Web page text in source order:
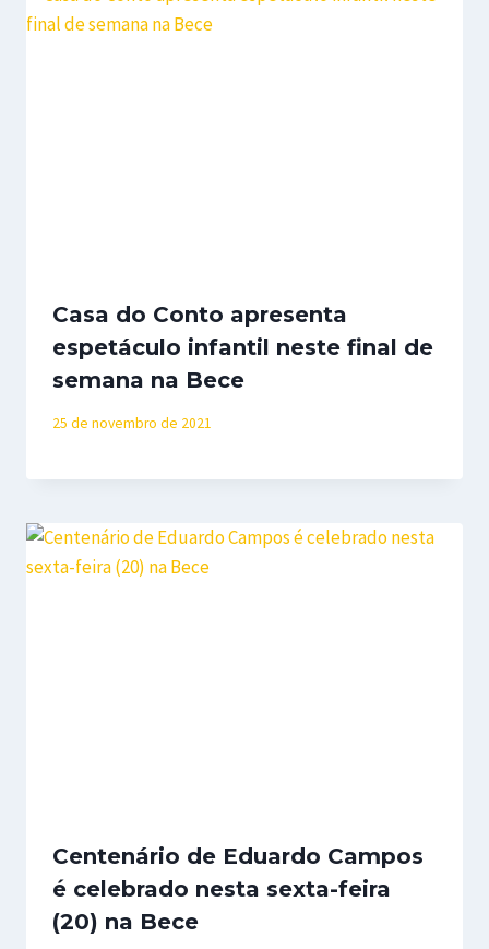
Casa do Conto apresenta
espetáculo infantil neste final de
semana na Bece
25 de novembro de 2021
Centenário de Eduardo Campos
é celebrado nesta sexta-feira
(20) na Bece